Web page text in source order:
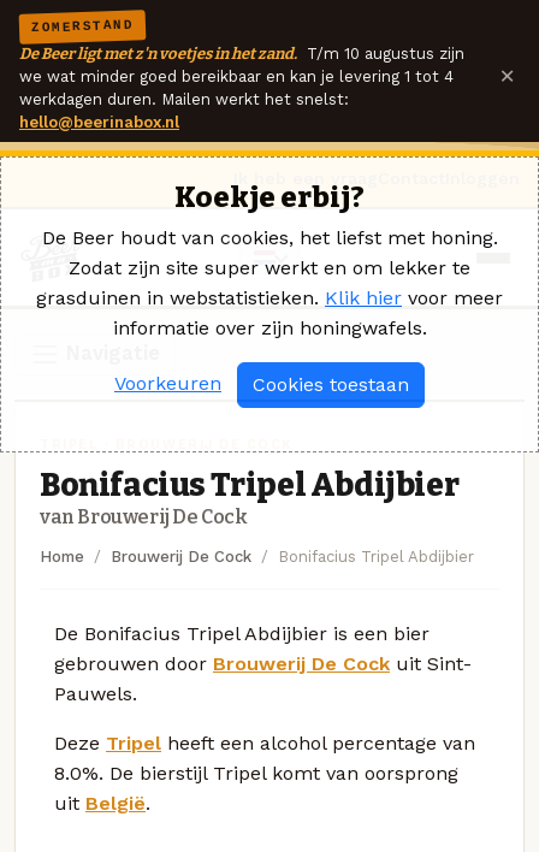
ZOMERSTAND
De Beer ligt met z'n voetjes in het zand. T/m 10 augustus zijn
we wat minder goed bereikbaar en kan je levering 1 tot 4
werkdagen duren. Mailen werkt het snelst:
hello@beerinabox.nl
×
Bonifacius Tripel Abdijbier
van Brouwerij De Cock
Home Brouwerij De Cock Bonifacius Tripel Abdijbier
De Bonifacius Tripel Abdijbier is een bier
gebrouwen door Brouwerij De Cock uit Sint-
Pauwels.
Deze Tripel heeft een alcohol percentage van
8.0%. De bierstijl Tripel komt van oorsprong
uit België.
Koekje erbij?
De Beer houdt van cookies, het liefst met honing.
Zodat zijn site super werkt en om lekker te
grasduinen in webstatistieken. Klik hier voor meer
informatie over zijn honingwafels.
Voorkeuren Cookies toestaan